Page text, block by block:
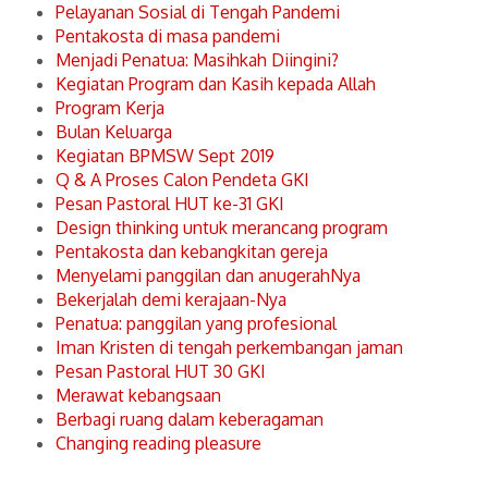
Pelayanan Sosial di Tengah Pandemi
Pentakosta di masa pandemi
Menjadi Penatua: Masihkah Diingini?
Kegiatan Program dan Kasih kepada Allah
Program Kerja
Bulan Keluarga
Kegiatan BPMSW Sept 2019
Q & A Proses Calon Pendeta GKI
Pesan Pastoral HUT ke-31 GKI
Design thinking untuk merancang program
Pentakosta dan kebangkitan gereja
Menyelami panggilan dan anugerahNya
Bekerjalah demi kerajaan-Nya
Penatua: panggilan yang profesional
Iman Kristen di tengah perkembangan jaman
Pesan Pastoral HUT 30 GKI
Merawat kebangsaan
Berbagi ruang dalam keberagaman
Changing reading pleasure